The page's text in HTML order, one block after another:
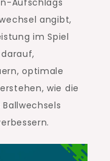
angibt,
im Spiel
optimale
wie die